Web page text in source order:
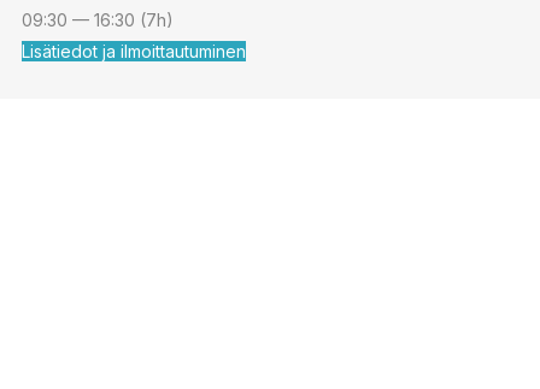
09:30 — 16:30 (7h)
Lisätiedot ja ilmoittautuminen